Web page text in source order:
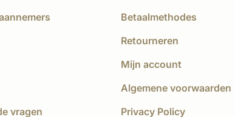
vragen
Betaalmethodes
Retourneren
Mijn account
Algemene voorwaarden
Privacy Policy